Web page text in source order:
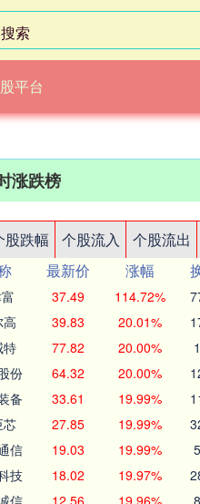
平台
涨跌榜
股跌幅 个股流入 个股流出
最新价 涨幅
37.49 114.72%
高 39.83 20.01%
特 77.82 20.00%
份 64.32 20.00%
备 33.61 19.99%
芯 27.85 19.99%
信 19.03 19.99%
技 18.02 19.97%
信 12.56 19.96%